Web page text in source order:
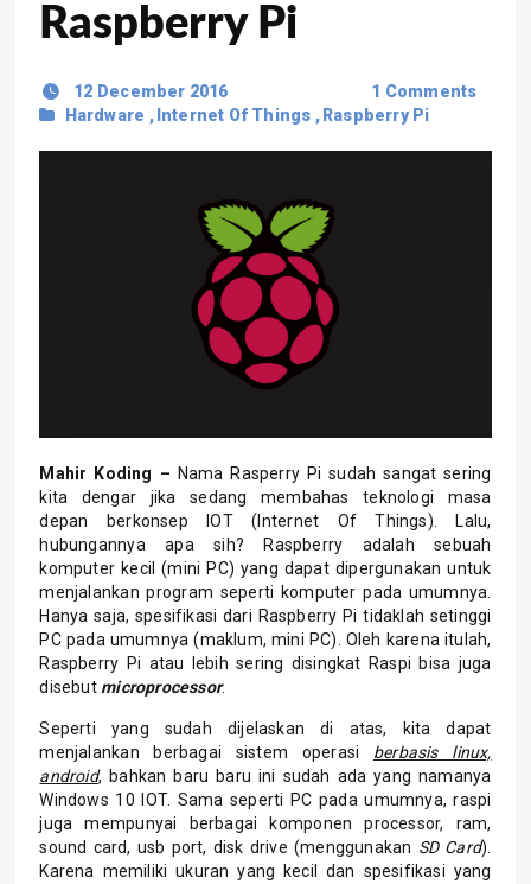
Raspberry Pi
12 December 2016
1 Comments
Hardware , Internet Of Things , Raspberry Pi
Mahir Koding – Nama Rasperry Pi sudah sangat sering
kita dengar jika sedang membahas teknologi masa
depan berkonsep IOT (Internet Of Things). Lalu,
hubungannya apa sih? Raspberry adalah sebuah
komputer kecil (mini PC) yang dapat dipergunakan untuk
menjalankan program seperti komputer pada umumnya.
Hanya saja, spesifikasi dari Raspberry Pi tidaklah setinggi
PC pada umumnya (maklum, mini PC). Oleh karena itulah,
Raspberry Pi atau lebih sering disingkat Raspi bisa juga
disebutmicroprocessor.
Seperti yang sudah dijelaskan di atas, kita dapat
menjalankan berbagai sistem operasi berbasis linux,
android, bahkan baru baru ini sudah ada yang namanya
Windows 10 IOT. Sama seperti PC pada umumnya, raspi
juga mempunyai berbagai komponen processor, ram,
sound card, usb port, disk drive (menggunakan SD Card).
Karena memiliki ukuran yang kecil dan spesifikasi yang